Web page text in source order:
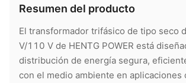
Resumen del producto
El transformador trifásico de tipo seco
V/110 V de HENTG POWER está
distribución de energía segura,
con el medio ambiente en aplicaciones